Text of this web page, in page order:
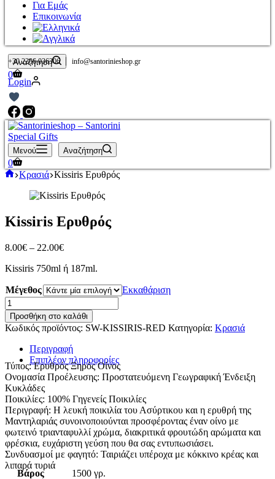
Για Εμάς
Επικοινωνία
Αναζήτηση
Καλάθι
Αγορών
0
+30 2286 036306| info@santorinieshop.gr
Login
Μενού Αναζήτηση
Καλάθι
Αγορών
0
Αρχική
Κρασιά Kissiris Ερυθρός
Kissiris Ερυθρός
8.00€ – 22.00€Price
8.00€
22.00€
Kissiris 750ml ή 187ml.
Μέγεθος
Εκκαθάριση
Kissiris
Ερυθρός
ποσότητα
Προσθήκη στο καλάθι
Κωδικός προϊόντος: SW-KISSIRIS-RED Κατηγορία: Κρασιά
Περιγραφή
Επιπλέον πληροφορίες
Τύπος: Ερυθρός Ξηρός Οίνος
Ονομασία Προέλευσης: Προστατευόμενη Γεωγραφική Ένδειξη
Κυκλάδες
Ποικιλίες: 100% Γηγενείς Ποικιλίες
Περιγραφή: Η λευκή ποικιλία του Ασύρτικου και η ερυθρή της
Μαντηλαριάς συνοινοποιούνται προσφέροντας έναν οίνο με
φωτεινό τριανταφυλλί χρώμα, διακριτικά φρουτώδη αρώματα και
φρέσκια, ευχάριστη γεύση που θα σας εντυπωσιάσει.
Συνδυασμοί με φαγητό: Ταιριάζει υπέροχα με κόκκινο κρέας και
λιπαρά τυριά
Βάρος
1500 γρ.